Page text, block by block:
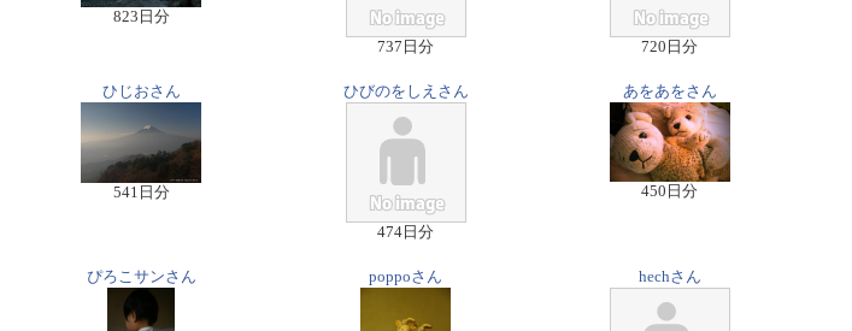
823日分
737日分 720日分
ひじおさん
541日分
ひびのをしえさん
474日分
あをあをさん
450日分
ぴろこサンさん poppoさん hechさん